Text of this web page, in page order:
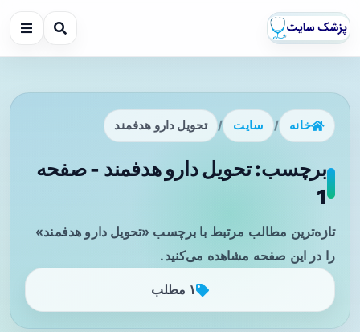
خانه / سایت / تحویل دارو هدفمند
برچسب: تحویل دارو هدفمند - صفحه
1
تازه‌ترین مطالب مرتبط با برچسب «تحویل دارو هدفمند»
را در این صفحه مشاهده می‌کنید.
۱ مطلب